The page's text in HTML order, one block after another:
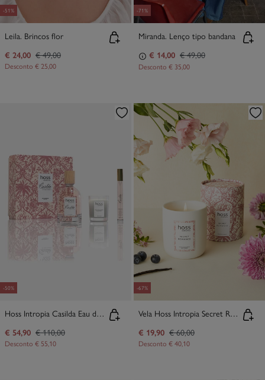
-51%
Leila. Brincos flor
€ 24,00 € 49,00
Desconto € 25,00
-71%
Miranda. Lenço tipo bandana
€ 14,00 € 49,00
Desconto € 35,00
-50%
Hoss Intropia Casilda Eau de Parfum Baú
€ 54,90 € 110,00
Desconto € 55,10
-67%
Vela Hoss Intropia Secret Romance
€ 19,90 € 60,00
Desconto € 40,10